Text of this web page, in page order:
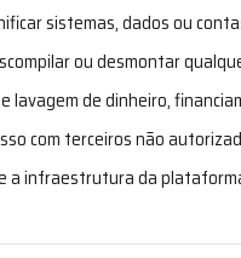
sistemas, dados ou
ou desmontar
lavagem de dinheiro,
com terceiros não
a infraestrutura da